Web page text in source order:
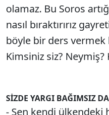
olamaz. Bu Soros
nasıl bıraktırırız
böyle bir ders vermek
Kimsiniz siz? Neymiş?
SİZDE YARGI BAĞIMSIZ
- Sen kendi ülkendeki